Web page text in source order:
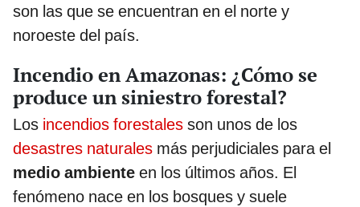
son las que se encuentran en el norte y
noroeste del país.
Incendio en Amazonas: ¿Cómo se
produce un siniestro forestal?
Los incendios forestales son unos de los
desastres naturales más perjudiciales para el
medio ambiente en los últimos años. El
fenómeno nace en los bosques y suele